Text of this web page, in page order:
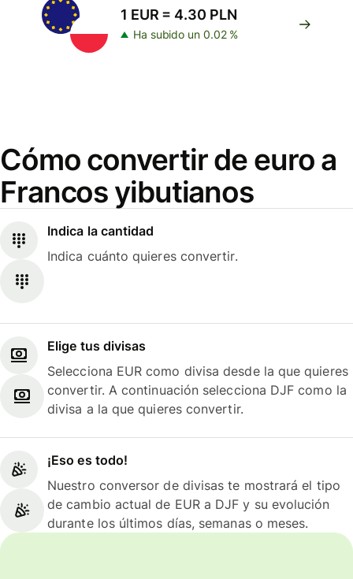
1 EUR = 4.30 PLN
Ha subido un 0.02 %
Cómo convertir de euro a
Francos yibutianos
Indica la cantidad
Indica cuánto quieres convertir.
Elige tus divisas
Selecciona EUR como divisa desde la que quieres
convertir. A continuación selecciona DJF como la
divisa a la que quieres convertir.
¡Eso es todo!
Nuestro conversor de divisas te mostrará el tipo
de cambio actual de EUR a DJF y su evolución
durante los últimos días, semanas o meses.